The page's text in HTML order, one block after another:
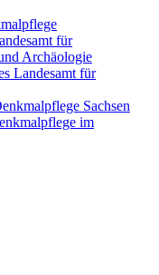
für
Archäologie
Landesamt für
Sachsen
im